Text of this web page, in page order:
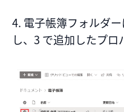
4. 電子帳簿フォルダ
し、3 で追加したプロ